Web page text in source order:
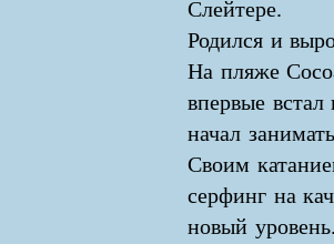
Слейтере.
Родился и
На пляже
впервые
начал
Своим
серфинг на
новый